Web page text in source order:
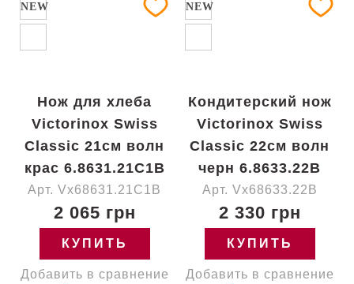
NEW
Нож для хлеба
Victorinox Swiss
Classic 21см волн
крас 6.8631.21C1B
Арт. Vx68631.21C1B
2 065 грн
КУПИТЬ
Добавить в сравнение
NEW
Кондитерский нож
Victorinox Swiss
Classic 22см волн
черн 6.8633.22B
Арт. Vx68633.22B
2 330 грн
КУПИТЬ
Добавить в сравнение